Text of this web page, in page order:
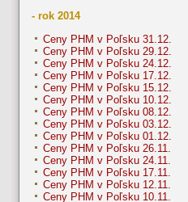
- rok 2014
Ceny PHM v Poľsku 31.12.
Ceny PHM v Poľsku 29.12.
Ceny PHM v Poľsku 24.12.
Ceny PHM v Poľsku 17.12.
Ceny PHM v Poľsku 15.12.
Ceny PHM v Poľsku 10.12.
Ceny PHM v Poľsku 08.12.
Ceny PHM v Poľsku 03.12.
Ceny PHM v Poľsku 01.12.
Ceny PHM v Poľsku 26.11.
Ceny PHM v Poľsku 24.11.
Ceny PHM v Poľsku 17.11.
Ceny PHM v Poľsku 12.11.
Ceny PHM v Poľsku 10.11.